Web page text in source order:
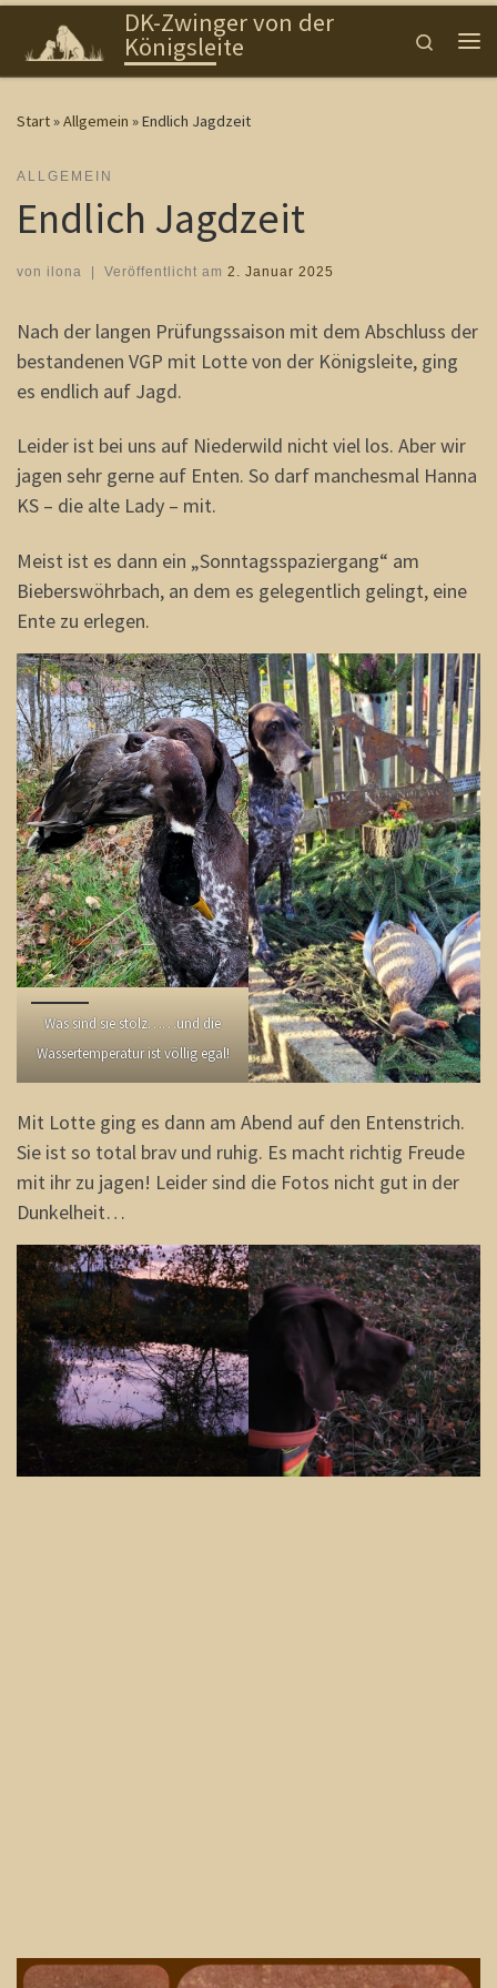
Zum Inhalt springenDK-Zwinger von der
Königsleite
Search
Start»Allgemein »Endlich Jagdzeit
ALLGEMEIN
Endlich Jagdzeit
von ilona Veröffentlicht am 2. Januar 2025
Nach der langen Prüfungssaison mit dem Abschluss der
bestandenen VGP mit Lotte von der Königsleite, ging
es endlich auf Jagd.
Leider ist bei uns auf Niederwild nicht viel los. Aber wir
jagen sehr gerne auf Enten. So darf manchesmal Hanna
KS – die alte Lady – mit.
Meist ist es dann ein „Sonntagsspaziergang“ am
Bieberswöhrbach, an dem es gelegentlich gelingt, eine
Ente zu erlegen.
Was sind sie stolz……und die
Wassertemperatur ist völlig egal!
Mit Lotte ging es dann am Abend auf den Entenstrich.
Sie ist so total brav und ruhig. Es macht richtig Freude
mit ihr zu jagen! Leider sind die Fotos nicht gut in der
Dunkelheit…